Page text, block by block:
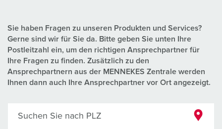
Sie haben Fragen zu unseren Produkten und Services?
Gerne sind wir für Sie da. Bitte geben Sie unten Ihre
Postleitzahl ein, um den richtigen Ansprechpartner für
Ihre Fragen zu finden. Zusätzlich zu den
Ansprechpartnern aus der MENNEKES Zentrale werden
Ihnen dann auch Ihre Ansprechpartner vor Ort angezeigt.
Suchen Sie nach PLZ